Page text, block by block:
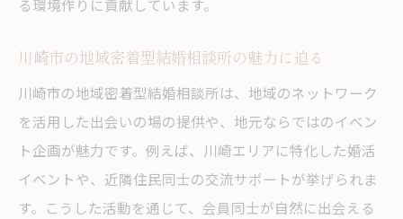
る環境作りに貢献しています。
川崎市の地域密着型結婚相談所の魅力に迫る
川崎市の地域密着型結婚相談所は、地域のネットワーク
を活用した出会いの場の提供や、地元ならではのイベン
ト企画が魅力です。例えば、川崎エリアに特化した婚活
イベントや、近隣住民同士の交流サポートが挙げられま
す。こうした活動を通じて、会員同士が自然に出会える